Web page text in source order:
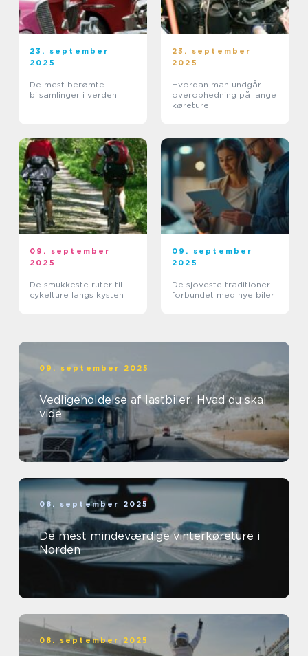
23. september
2025
De mest berømte
bilsamlinger i verden
23. september
2025
Hvordan man undgår
overophedning på lange
køreture
09. september
2025
De smukkeste ruter til
cykelture langs kysten
09. september
2025
De sjoveste traditioner
forbundet med nye biler
09. september 2025
Vedligeholdelse af lastbiler: Hvad du skal
vide
08. september 2025
De mest mindeværdige vinterkøreture i
Norden
08. september 2025